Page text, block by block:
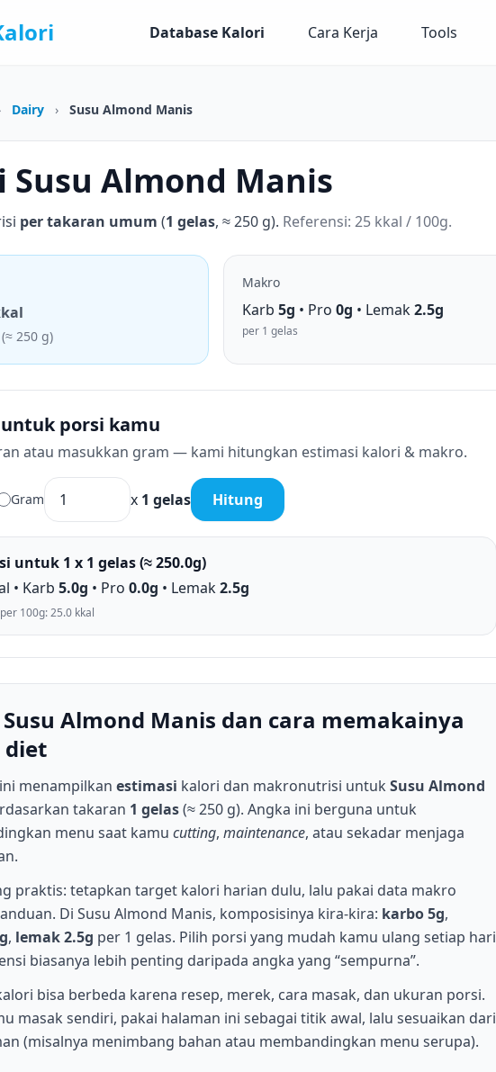
Database Kalori Cara Kerja Tools
Dairy › Susu Almond Manis
Susu Almond Manis
per takaran umum (1 gelas, ≈ 250 g). Referensi: 25 kkal / 100g.
(≈ 250 g)
Makro
Karb 5g • Pro 0g • Lemak2.5g
per 1 gelas
porsi kamu
atau masukkan gram — kami hitungkan estimasi kalori & makro.
Gram x 1 gelas Hitung
untuk 1 x 1 gelas (≈ 250.0g)
• Karb 5.0g • Pro 0.0g • Lemak2.5g
100g: 25.0 kkal
Almond Manis dan cara memakainya
menampilkan estimasi kalori dan makronutrisi untuk Susu Almond
takaran 1 gelas(≈ 250 g). Angka ini berguna untuk
menu saat kamu cutting, maintenance, atau sekadar menjaga
praktis: tetapkan target kalori harian dulu, lalu pakai data makro
Di Susu Almond Manis, komposisinya kira-kira: karbo 5g,
, lemak 2.5g per 1 gelas. Pilih porsi yang mudah kamu ulang setiap hari
biasanya lebih penting daripada angka yang “sempurna”.
bisa berbeda karena resep, merek, cara masak, dan ukuran porsi.
masak sendiri, pakai halaman ini sebagai titik awal, lalu sesuaikan dari
(misalnya menimbang bahan atau membandingkan menu serupa).